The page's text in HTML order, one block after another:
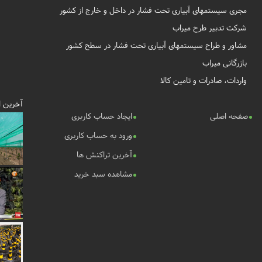
مجری سیستمهای آبیاری تحت فشار در داخل و خارج از کشور
شرکت تدبیر طرح میراب
مشاور و طراح سیستمهای آبیاری تحت فشار در سطح کشور
بازرگانی میراب
واردات، صادرات و تامین کالا
صفحه اصلی
ایجاد حساب کاربری
ورود به حساب کاربری
آخرین تراکنش ها
مشاهده سبد خرید
آخرین